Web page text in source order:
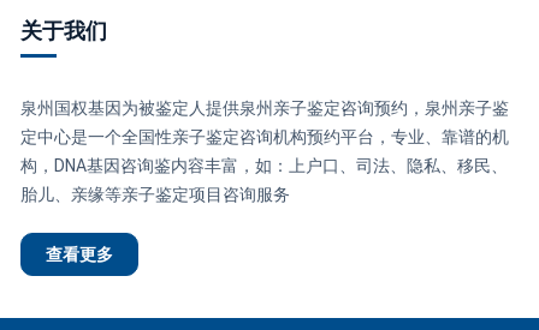
关于我们
泉州国权基因为被鉴定人提供泉州亲子鉴定咨询预约，泉州亲子鉴
定中心是一个全国性亲子鉴定咨询机构预约平台，专业、靠谱的机
构，DNA基因咨询鉴内容丰富，如：上户口、司法、隐私、移民、
胎儿、亲缘等亲子鉴定项目咨询服务
查看更多